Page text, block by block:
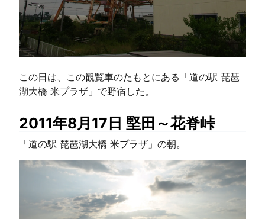
この日は、この観覧車のたもとにある「道の駅 琵琶
湖大橋 米プラザ」で野宿した。
2011年8月17日 堅田～花脊峠
「道の駅 琵琶湖大橋 米プラザ」の朝。